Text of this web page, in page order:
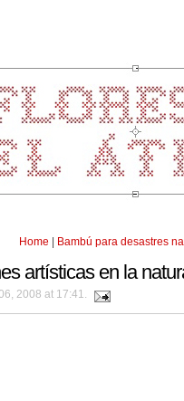
Home | Bambú para desastres
artísticas en la
2008 at 17:41.